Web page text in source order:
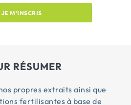
JE M'INSCRIS
RÉSUMER
propres extraits ainsi que
fertilisantes à base de